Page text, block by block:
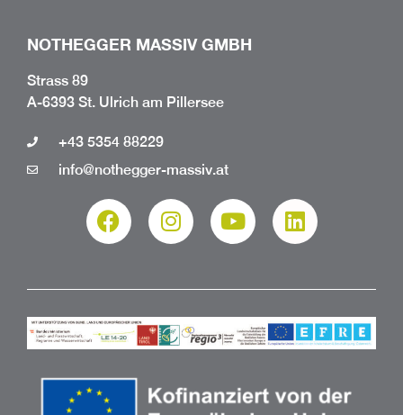
NOTHEGGER MASSIV GMBH
Strass 89
A-6393 St. Ulrich am Pillersee
+43 5354 88229
info@nothegger-massiv.at